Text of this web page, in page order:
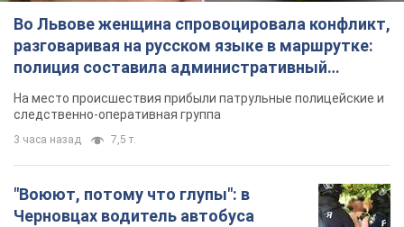
Во Львове женщина спровоцировала конфликт,
разговаривая на русском языке в маршрутке:
полиция составила административный
протокол. Видео
На место происшествия прибыли патрульные полицейские и
следственно-оперативная группа
3 часа назад 7,5 т.
"Воюют, потому что глупы": в
Черновцах водитель автобуса